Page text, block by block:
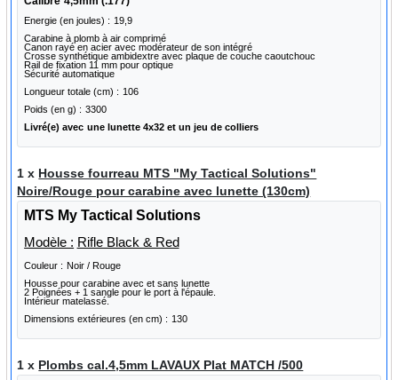
Energie (en joules) : 19,9
Carabine à plomb à air comprimé
Canon rayé en acier avec modérateur de son intégré
Crosse synthétique ambidextre avec plaque de couche caoutchouc
Rail de fixation 11 mm pour optique
Sécurité automatique
Longueur totale (cm) : 106
Poids (en g) : 3300
Livré(e) avec une lunette 4x32 et un jeu de colliers
1 x Housse fourreau MTS "My Tactical Solutions"
Noire/Rouge pour carabine avec lunette (130cm)
MTS My Tactical Solutions
Modèle : Rifle Black & Red
Couleur : Noir / Rouge
Housse pour carabine avec et sans lunette
2 Poignées + 1 sangle pour le port à l'épaule.
Intérieur matelassé.
Dimensions extérieures (en cm) : 130
1 x Plombs cal.4,5mm LAVAUX Plat MATCH /500